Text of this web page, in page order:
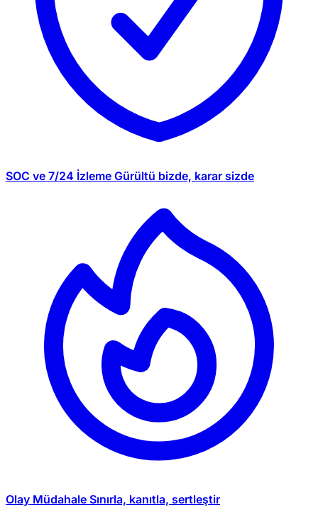
SOC ve 7/24 İzleme Gürültü bizde, karar sizde
Olay Müdahale Sınırla, kanıtla, sertleştir